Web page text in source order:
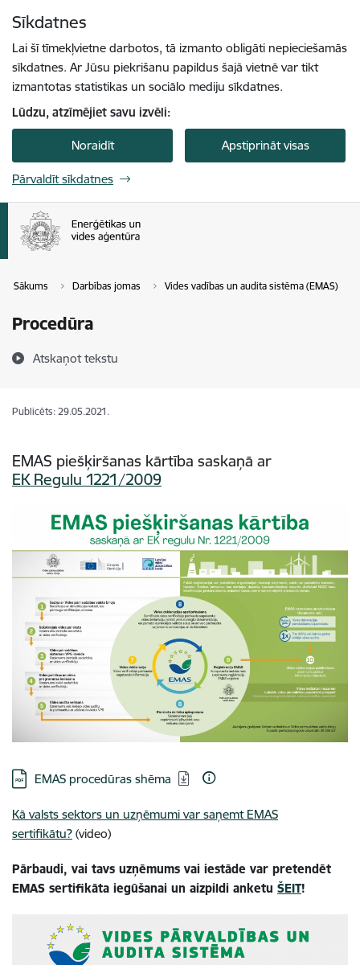
Sīkdatnes
Lai šī tīmekļvietne darbotos, tā izmanto obligāti nepieciešamās
sīkdatnes. Ar Jūsu piekrišanu papildus šajā vietnē var tikt
izmantotas statistikas un sociālo mediju sīkdatnes.
Lūdzu, atzīmējiet savu izvēli:
Noraidīt Apstiprināt visas
Pārvaldīt sīkdatnes
Sākums Darbības jomas Vides vadības un audita sistēma (EMAS)
Procedūra
Atskaņot tekstu
Publicēts: 29.05.2021.
EMAS piešķiršanas kārtība saskaņā ar
EK Regulu 1221/2009
Lejupielādēt:
EMAS procedūras shēma
Kā valsts sektors un uzņēmumi var saņemt EMAS
sertifikātu? (video)
Pārbaudi, vai tavs uzņēmums vai iestāde var pretendēt
EMAS sertifikāta iegūšanai un aizpildi anketu ŠEIT!